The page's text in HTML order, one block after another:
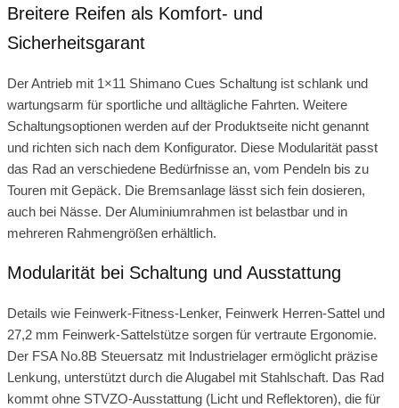
Breitere Reifen als Komfort- und
Sicherheitsgarant
Der Antrieb mit 1×11 Shimano Cues Schaltung ist schlank und
wartungsarm für sportliche und alltägliche Fahrten. Weitere
Schaltungsoptionen werden auf der Produktseite nicht genannt
und richten sich nach dem Konfigurator. Diese Modularität passt
das Rad an verschiedene Bedürfnisse an, vom Pendeln bis zu
Touren mit Gepäck. Die Bremsanlage lässt sich fein dosieren,
auch bei Nässe. Der Aluminiumrahmen ist belastbar und in
mehreren Rahmengrößen erhältlich.
Modularität bei Schaltung und Ausstattung
Details wie Feinwerk-Fitness-Lenker, Feinwerk Herren-Sattel und
27,2 mm Feinwerk-Sattelstütze sorgen für vertraute Ergonomie.
Der FSA No.8B Steuersatz mit Industrielager ermöglicht präzise
Lenkung, unterstützt durch die Alugabel mit Stahlschaft. Das Rad
kommt ohne STVZO-Ausstattung (Licht und Reflektoren), die für